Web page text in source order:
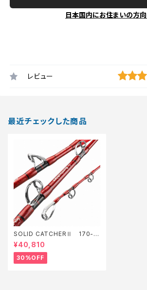
日本国内にお住まいの方
レビュー
最近チェックした商品
SOLID CATCHERⅡ 170-15
0-400-RED【特価ロッド】【3
0】
¥40,810
30%OFF